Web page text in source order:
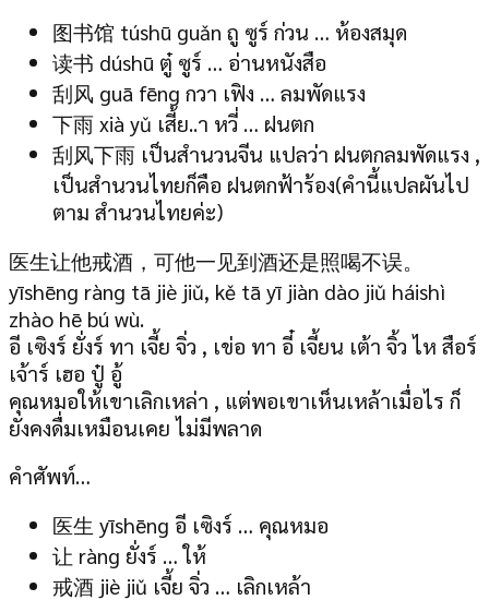
图书馆 túshū guǎn ถู ซูร์ ก่วน … ห้องสมุด
读书 dúshū ตู๋ ซูร์ … อ่านหนังสือ
刮风 guā fēng กวา เฟิง … ลมพัดแรง
下雨 xià yǔ เสี้ย..า หวี่ … ฝนตก
刮风下雨 เป็นสำนวนจีน แปลว่า ฝนตกลมพัดแรง ,
เป็นสำนวนไทยก็คือ ฝนตกฟ้าร้อง(คำนี้แปลผันไป
ตาม สำนวนไทยค่ะ)
医生让他戒酒，可他一见到酒还是照喝不误。
yīshēng ràng tā jiè jiǔ, kě tā yī jiàn dào jiǔ háishì
zhào hē bú wù.
อี เซิงร์ ยั่งร์ ทา เจี้ย จิ่ว , เข่อ ทา อี๋ เจี้ยน เต้า จิ้ว ไห สือร์
เจ้าร์ เฮอ ปู๋ อู้
คุณหมอให้เขาเลิกเหล่า , แต่พอเขาเห็นเหล้าเมื่อไร ก็
ยังคงดื่มเหมือนเคย ไม่มีพลาด
คำศัพท์…
医生 yīshēng อี เซิงร์ … คุณหมอ
让 ràng ยั่งร์ … ให้
戒酒 jiè jiǔ เจี้ย จิ่ว … เลิกเหล้า